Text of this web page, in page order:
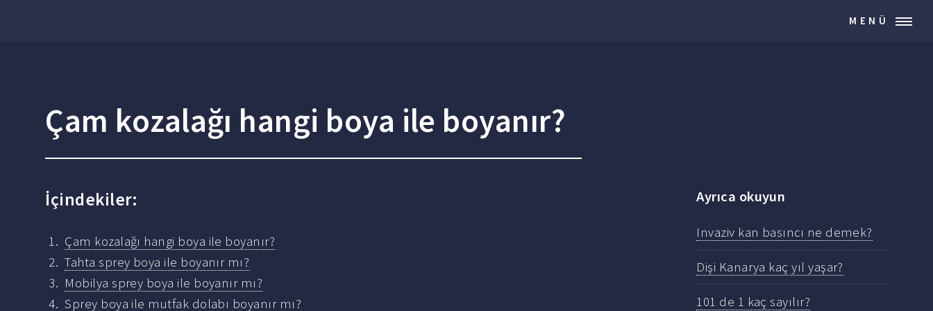
MENÜ
Çam kozalağı hangi boya ile boyanır?
İçindekiler:
Çam kozalağı hangi boya ile boyanır?
Tahta sprey boya ile boyanır mı?
Mobilya sprey boya ile boyanır mı?
Sprey boya ile mutfak dolabı boyanır mı?
Ayrıca okuyun
Invaziv kan basıncı ne demek?
Dişi Kanarya kaç yıl yaşar?
101 de 1 kaç sayılır?